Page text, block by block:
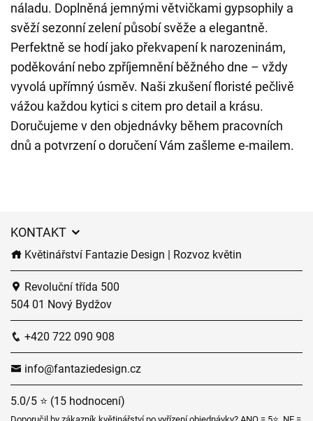
náladu. Doplněná jemnými větvičkami gypsophily a
svěží sezonní zelení působí svěže a elegantně.
Perfektně se hodí jako překvapení k narozeninám,
poděkování nebo zpříjemnění běžného dne – vždy
vyvolá upřímný úsměv. Naši zkušení floristé pečlivě
vážou každou kytici s citem pro detail a krásu.
Doručujeme v den objednávky během pracovních
dnů a potvrzení o doručení Vám zašleme e-mailem.
KONTAKT
Květinářství Fantazie Design | Rozvoz květin
Revoluční třída 500
504 01 Nový Bydžov
+420 722 090 908
info@fantaziedesign.cz
5.0/5 ⭐ (15 hodnocení)